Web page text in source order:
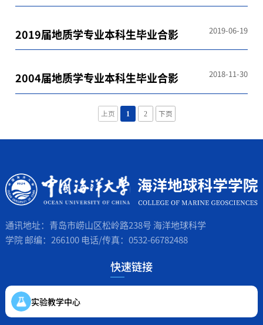
2019届地质学专业本科生毕业合影 2019-06-19
2004届地质学专业本科生毕业合影 2018-11-30
上页 1 2 下页
通讯地址：青岛市崂山区松岭路238号 海洋地球科学
学院 邮编：266100 电话/传真：0532-66782488
快速链接
实验教学中心